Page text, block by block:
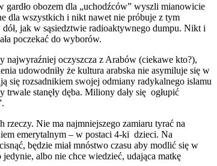
obozem dla „uchodźców” wyszli mianowicie
dla wszystkich i nikt nawet nie próbuje z tym
jak w sąsiedztwie radioaktywnego dumpu. Nikt i
poczekać do wyborów.
oczyszcza z Arabów (ciekawe kto?),
udowodniły że kultura arabska nie asymiluje się w
się rozsadnikiem swojej odmiany radykalnego islamu
trwale stanęły dęba. Miliony dały się ogłupić
Nie ma najmniejszego zamiaru tyrać na
emerytalnym – w postaci 4-ki dzieci. Na
będzie miał mnóstwo czasu aby modlić się w
albo nie chce wiedzieć, udająca matkę